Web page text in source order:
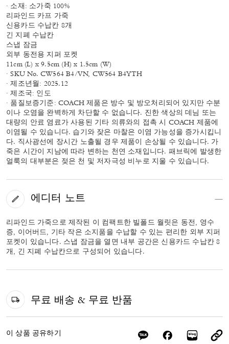
· 소재: 소가죽 100%
리파인드 카프 가죽
신용카드 수납칸 8개
긴 지폐 수납칸
스냅 잠금
외부 동전용 지퍼 포켓
11cm (L) x 9.5cm (H) x 1.5cm (W)
· SKU No. CW564 B4/VN, CW564 B4YTH
· 제조년월: 2025.12
· 제조국: 인도
· 품질보증기준: COACH 제품은 방수 및 방오처리되어 있지만 수분
이나 오염을 완벽하게 차단할 수 없습니다. 진한 색상의 데님 또는
대량의 안료 염료가 사용된 기타 의류와의 접촉 시 COACH 제품에
이염될 수 있습니다. 습기와 잦은 마찰은 이염 가능성을 증가시킵니
다. 직사광선에 장시간 노출될 경우 제품이 손상될 수 있습니다. 가
죽은 시간이 지남에 따라 변하는 천연 소재입니다. 패브릭에 발생한
얼룩의 대부분은 젖은 천 및 저자극성 비누로 지울 수 있습니다.
에디터 노트
리파인드 가죽으로 제작된 이 컴팩트한 빌폴드 월릿은 동전, 영수
증, 이어버드, 기타 작은 소지품을 수납할 수 있는 편리한 외부 지퍼
포켓이 있습니다. 스냅 잠금을 열면 내부 공간은 신용카드 수납칸 8
개, 긴 지폐 수납칸으로 구성되어 있습니다.
무료 배송 & 무료 반품
이 상품 공유하기